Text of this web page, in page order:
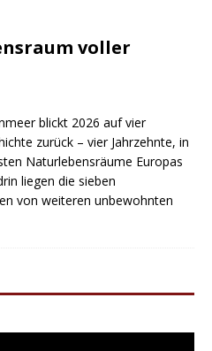
voller
blickt 2026 auf vier
zurück – vier Jahrzehnte, in
Naturlebensräume Europas
liegen die sieben
von weiteren unbewohnten